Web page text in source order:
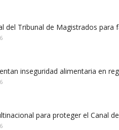
del Tribunal de Magistrados para
inseguridad alimentaria en
para proteger el Canal